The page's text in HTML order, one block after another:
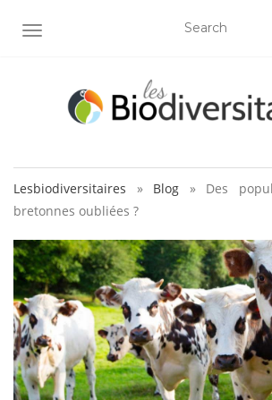
AFFICHER/MASQUER LA NAVIGATION
Lesbiodiversitaires » Blog » Des
bretonnes oubliées ?